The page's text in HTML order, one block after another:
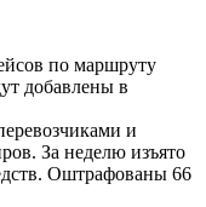
по маршруту
добавлены в
и
За неделю изъято
Оштрафованы 66